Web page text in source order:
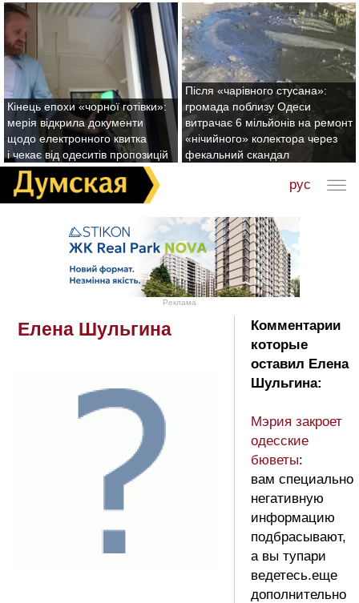
Кінець епохи «чорної готівки»:
мерія відкрила документи
щодо електронного квитка
і чекає від одеситів пропозицій
Після «чарівного стусана»:
громада поблизу Одеси
витрачає 6 мільйонів на ремонт
«нічийного» колектора через
фекальний скандал
рус
Реклама
Елена Шульгина
Комментарии
которые
оставил Елена
Шульгина:
Мэрия закроет
одесские
бюветы:
вам специально
негативную
информацию
подбрасывают,
а вы тупари
ведетесь.еще
дополнительно